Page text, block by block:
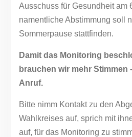
Ausschuss für Gesundheit am
namentliche Abstimmung soll
Sommerpause stattfinden.
Damit das Monitoring
brauchen wir mehr Stimmen
Anruf.
Bitte nimm Kontakt zu den
Wahlkreises auf, sprich mit
auf, für das Monitoring zu